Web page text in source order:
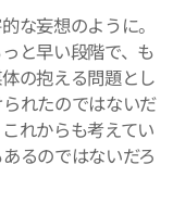
な妄想のように。
と早い段階で、も
の抱える問題とし
れたのではないだ
れからも考えてい
るのではないだろ